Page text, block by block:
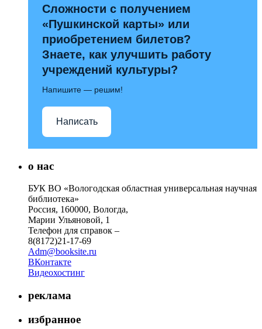
Сложности с получением
«Пушкинской карты» или
приобретением билетов?
Знаете, как улучшить работу
учреждений культуры?
Напишите — решим!
Написать
о нас
БУК ВО «Вологодская областная универсальная научная
библиотека»
Россия, 160000, Вологда,
Марии Ульяновой, 1
Телефон для справок –
8(8172)21-17-69
Adm@booksite.ru
ВКонтакте
Видеохостинг
реклама
избранное